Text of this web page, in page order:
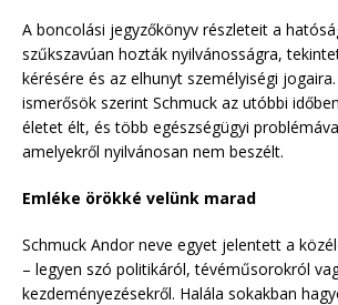
A boncolási jegyzőkönyv részleteit a
szűkszavúan hozták nyilvánosságra,
kérésére és az elhunyt személyiségi
ismerősök szerint Schmuck az utóbbi
életet élt, és több egészségügyi
amelyekről nyilvánosan nem beszélt.
Emléke örökké velünk marad
Schmuck Andor neve egyet jelentett a
– legyen szó politikáról, tévéműsorokról
kezdeményezésekről. Halála sokakban